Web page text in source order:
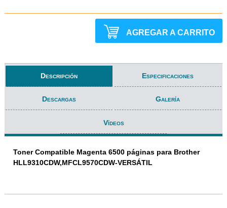
AGREGAR A CARRITO
Descripción Especificaciones
Descargas Galería
Vídeos
Toner Compatible Magenta 6500 páginas para Brother
HLL9310CDW,MFCL9570CDW-VERSÁTIL